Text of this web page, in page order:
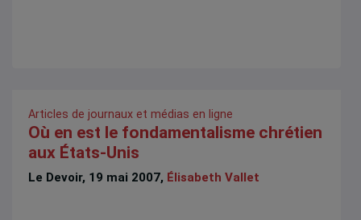
Articles de journaux et médias en ligne
Où en est le fondamentalisme chrétien
aux États-Unis
Le Devoir, 19 mai 2007, Élisabeth Vallet